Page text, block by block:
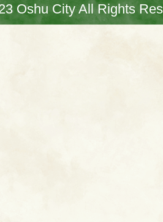
Oshu City All Rights